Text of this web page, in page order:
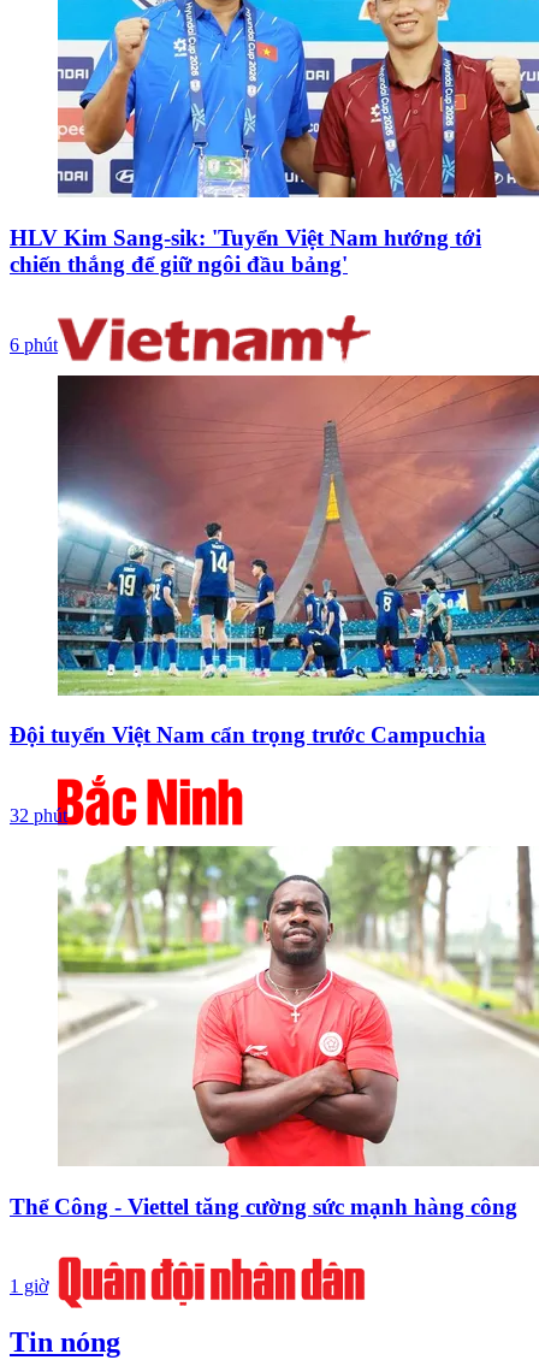
HLV Kim Sang-sik: 'Tuyển Việt Nam hướng tới
chiến thắng để giữ ngôi đầu bảng'
6 phút
Đội tuyển Việt Nam cẩn trọng trước Campuchia
32 phút
Thể Công - Viettel tăng cường sức mạnh hàng công
1 giờ
Tin nóng